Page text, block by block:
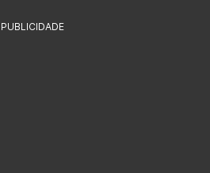
PUBLICIDADE